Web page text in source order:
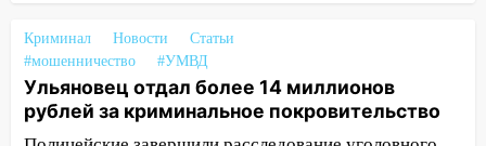
жительницу Ульяновской области
19:14 Житель Ульяновской области
подвез троих незнакомцев на трассе и
заработал уголовное дело
Криминал Новости
Статьи
#мошенничество
#УМВД
Ульяновец отдал более 14 миллионов
рублей за криминальное покровительство